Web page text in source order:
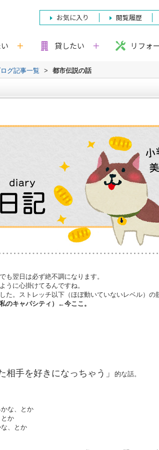
お気に入り 閲覧履歴
貸したい リフォ
グ記事一覧 > 都市伝説の話
も翌日は必ず絶不調になります。
うに心掛けてるんですね。
た。ストレッチ以下（ほぼ動いていないレベル）の
のキャパシティ）←今ここ。
相手を好きになっちゃう」 的な話。
な、とか
か
、とか